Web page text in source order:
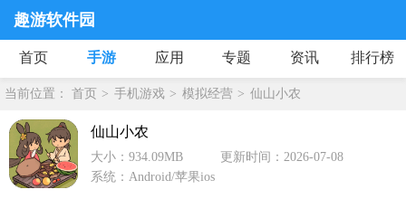
趣游软件园
首页 手游 应用 专题 资讯 排行榜
当前位置： 首页 手机游戏 模拟经营 仙山小农
仙山小农
大小：934.09MB
更新时间：2026-07-08
系统：Android/苹果ios